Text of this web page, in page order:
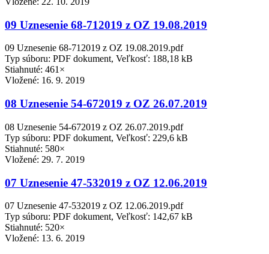
09 Uznesenie 68-712019 z OZ 19.08.2019
09 Uznesenie 68-712019 z OZ 19.08.2019.pdf
Typ súboru: PDF dokument, Veľkosť: 188,18 kB
Stiahnuté: 461×
Vložené: 16. 9. 2019
08 Uznesenie 54-672019 z OZ 26.07.2019
08 Uznesenie 54-672019 z OZ 26.07.2019.pdf
Typ súboru: PDF dokument, Veľkosť: 229,6 kB
Stiahnuté: 580×
Vložené: 29. 7. 2019
07 Uznesenie 47-532019 z OZ 12.06.2019
07 Uznesenie 47-532019 z OZ 12.06.2019.pdf
Typ súboru: PDF dokument, Veľkosť: 142,67 kB
Stiahnuté: 520×
Vložené: 13. 6. 2019